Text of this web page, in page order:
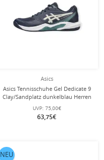
Asics
Asics Tennisschuhe Gel Dedicate 9
Clay/Sandplatz dunkelblau Herren
UVP: 75,00€
63,75€
NEU